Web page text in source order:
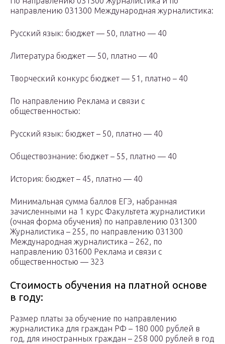
направлению 031300 Международная журналистика:
Русский язык: бюджет — 50, платно — 40
Литература бюджет — 50, платно — 40
Творческий конкурс бюджет — 51, платно – 40
По направлению Реклама и связи с
общественностью:
Русский язык: бюджет – 50, платно — 40
Обществознание: бюджет – 55, платно — 40
История: бюджет – 45, платно — 40
Минимальная сумма баллов ЕГЭ, набранная
зачисленными на 1 курс Факультета журналистики
(очная форма обучения) по направлению 031300
Журналистика – 255, по направлению 031300
Международная журналистика – 262, по
направлению 031600 Реклама и связи с
общественностью — 323
Стоимость обучения на платной основе
в году:
Размер платы за обучение по направлению
журналистика для граждан РФ – 180 000 рублей в
год, для иностранных граждан – 258 000 рублей в год